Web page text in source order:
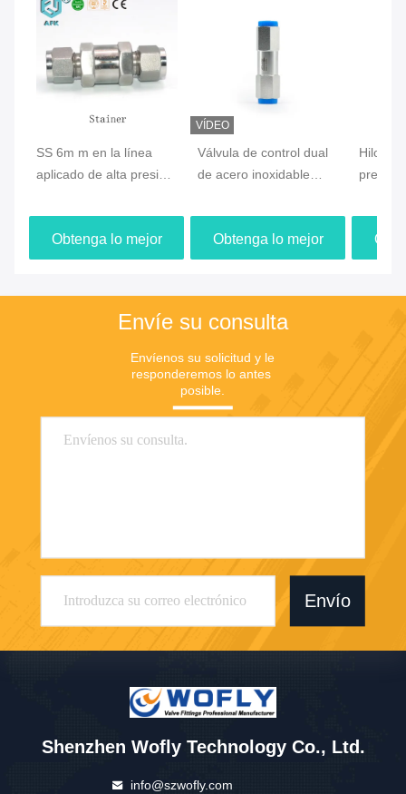
SS 6m m en la línea
aplicado de alta presión
al gas líquido
Obtenga lo mejor
VÍDEO
Válvula de control dual
de acero inoxidable
1/4in los 3/8in el 1/2in
ajustable
Obtenga lo mejor
Hilo
presión
SS316
Envíe su consulta
Envíenos su solicitud y le
responderemos lo antes
posible.
Envío
Shenzhen Wofly Technology Co., Ltd.
info@szwofly.com